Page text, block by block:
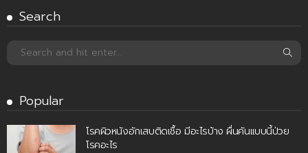
Search
Popular
โรคผิวหนังอักเสบติดเชื้อ มีอะไรบ้าง ผื่นคันแบบนี้ป่วย
โรคอะไร